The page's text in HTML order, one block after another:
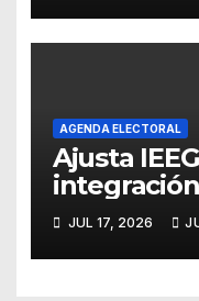
AGENDA ELECTORAL
Ajusta
distritales
JUL 17, 2026